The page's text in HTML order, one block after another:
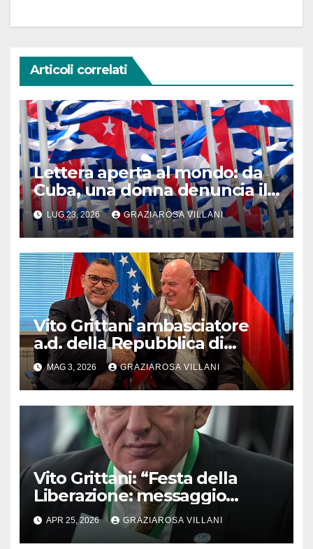
Articoli correlati
Lettera aperta al mondo: da
Cuba, una donna denuncia il
crimine che nessuno vuole
vedere
LUG 23, 2026 GRAZIAROSA VILLANI
Vito Grittani ambasciatore
a.d. della Repubblica di
Abcasia incontra a Mosca
l’ambasciatore venezuelano
Jesús Rafael Salazar
Velasquez
MAG 3, 2026 GRAZIAROSA VILLANI
Vito Grittani: “Festa della
Liberazione: messaggio
universale”
APR 25, 2026 GRAZIAROSA VILLANI